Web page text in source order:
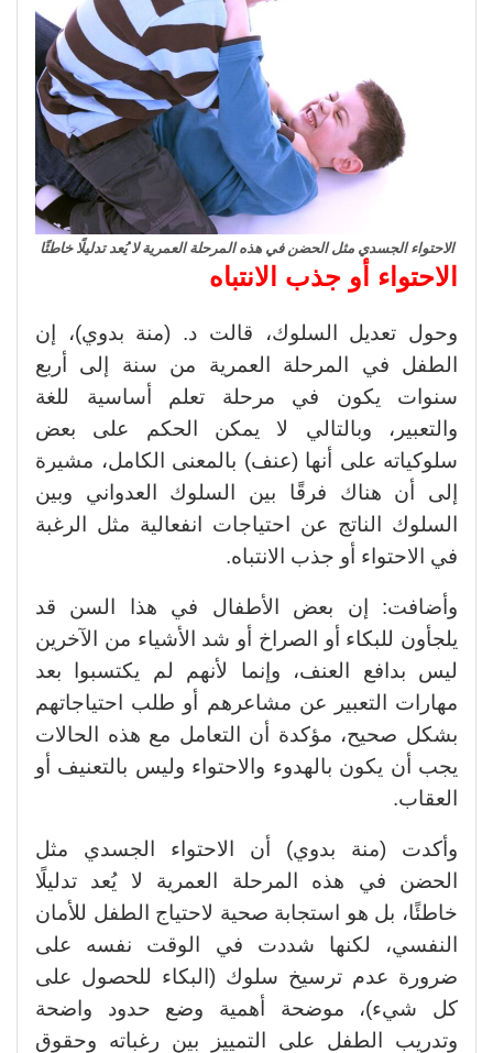
الاحتواء الجسدي مثل الحضن في هذه المرحلة العمرية لا يُعد تدليلًا خاطئًا
الاحتواء أو جذب الانتباه
وحول تعديل السلوك، قالت د. (منة بدوي)، إن
الطفل في المرحلة العمرية من سنة إلى أربع
سنوات يكون في مرحلة تعلم أساسية للغة
والتعبير، وبالتالي لا يمكن الحكم على بعض
سلوكياته على أنها (عنف) بالمعنى الكامل، مشيرة
إلى أن هناك فرقًا بين السلوك العدواني وبين
السلوك الناتج عن احتياجات انفعالية مثل الرغبة
في الاحتواء أو جذب الانتباه.
وأضافت: إن بعض الأطفال في هذا السن قد
يلجأون للبكاء أو الصراخ أو شد الأشياء من الآخرين
ليس بدافع العنف، وإنما لأنهم لم يكتسبوا بعد
مهارات التعبير عن مشاعرهم أو طلب احتياجاتهم
بشكل صحيح، مؤكدة أن التعامل مع هذه الحالات
يجب أن يكون بالهدوء والاحتواء وليس بالتعنيف أو
العقاب.
وأكدت (منة بدوي) أن الاحتواء الجسدي مثل
الحضن في هذه المرحلة العمرية لا يُعد تدليلًا
خاطئًا، بل هو استجابة صحية لاحتياج الطفل للأمان
النفسي، لكنها شددت في الوقت نفسه على
ضرورة عدم ترسيخ سلوك (البكاء للحصول على
كل شيء)، موضحة أهمية وضع حدود واضحة
وتدريب الطفل على التمييز بين رغباته وحقوق